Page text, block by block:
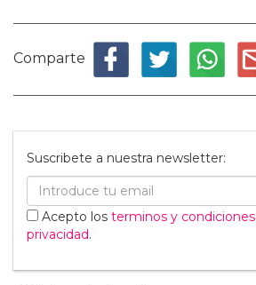
Comparte
Suscribete a nuestra newsletter:
Acepto los terminos y condiciones
privacidad.